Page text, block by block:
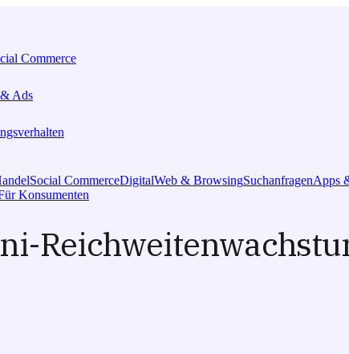
Commerce
Ads
Social CommerceDigitalWeb & BrowsingSuchanfragenApps
Konsumenten